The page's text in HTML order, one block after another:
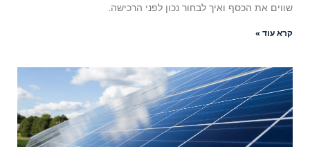
שווים את הכסף ואיך לבחור נכון לפני הרכישה.
קרא עוד »